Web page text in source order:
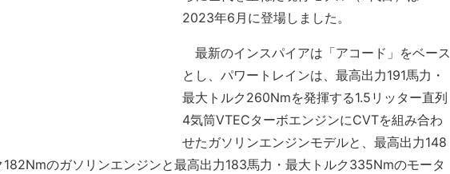
2023年6月に登場しました。
最新のインスパイアは「アコード」をベース
とし、パワートレインは、最高出力191馬力・
最大トルク260Nmを発揮する1.5リッター直列
4気筒VTECターボエンジンにCVTを組み合わ
せたガソリンエンジンモデルと、最高出力148
のガソリンエンジンと最高出力183馬力・最大トルク335Nmのモータ